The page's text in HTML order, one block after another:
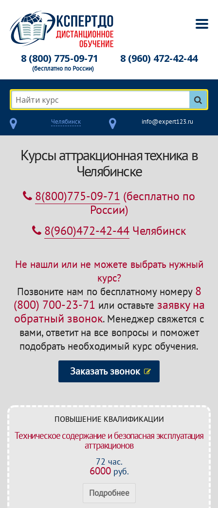
8 (800) 775-09-71
(бесплатно по России)
8 (960) 472-42-44
Найти курс
Челябинск info@expert123.ru
Курсы аттракционная техника в
Челябинске
8(800)775-09-71 (бесплатно по
России)
8(960)472-42-44 Челябинск
Не нашли или не можете выбрать нужный
курс?
Позвоните нам по бесплатному номеру 8
(800) 700-23-71 или оставьте заявку на
обратный звонок.Менеджер свяжется с
вами, ответит на все вопросы и поможет
подобрать необходимый курс обучения.
Заказать звонок
ПОВЫШЕНИЕ КВАЛИФИКАЦИИ
Техническое содержание и безопасная эксплуатация
аттракционов
72 час.
6000руб.
Подробнее